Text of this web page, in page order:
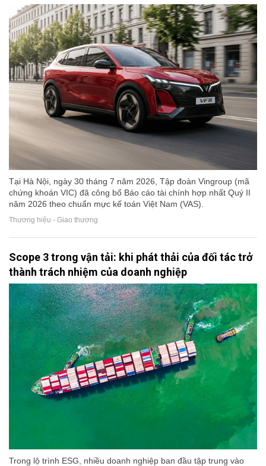
Tại Hà Nội, ngày 30 tháng 7 năm 2026, Tập đoàn Vingroup (mã
chứng khoán VIC) đã công bố Báo cáo tài chính hợp nhất Quý II
năm 2026 theo chuẩn mực kế toán Việt Nam (VAS).
Thương hiệu - Giao thương
Scope 3 trong vận tải: khi phát thải của đối tác trở
thành trách nhiệm của doanh nghiệp
Trong lộ trình ESG, nhiều doanh nghiệp ban đầu tập trung vào